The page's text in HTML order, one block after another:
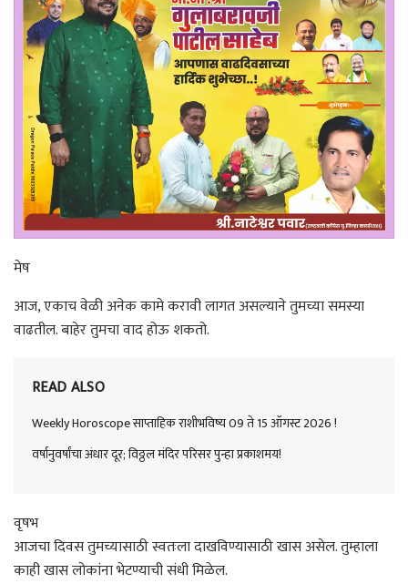
मेष
आज, एकाच वेळी अनेक कामे करावी लागत असल्याने तुमच्या समस्या
वाढतील. बाहेर तुमचा वाद होऊ शकतो.
READ ALSO
Weekly Horoscope साप्ताहिक राशीभविष्य 09 ते 15 ऑगस्ट 2026 !
वर्षानुवर्षांचा अंधार दूर; विठ्ठल मंदिर परिसर पुन्हा प्रकाशमय!
वृषभ
आजचा दिवस तुमच्यासाठी स्वतःला दाखविण्यासाठी खास असेल. तुम्हाला
काही खास लोकांना भेटण्याची संधी मिळेल.